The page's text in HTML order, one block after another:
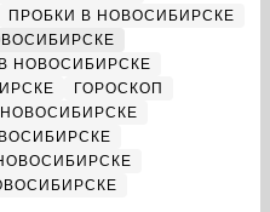
ПРОБКИ В НОВОСИБИРСКЕ
НОВОСИБИРСКЕ
ГОРОСКОП